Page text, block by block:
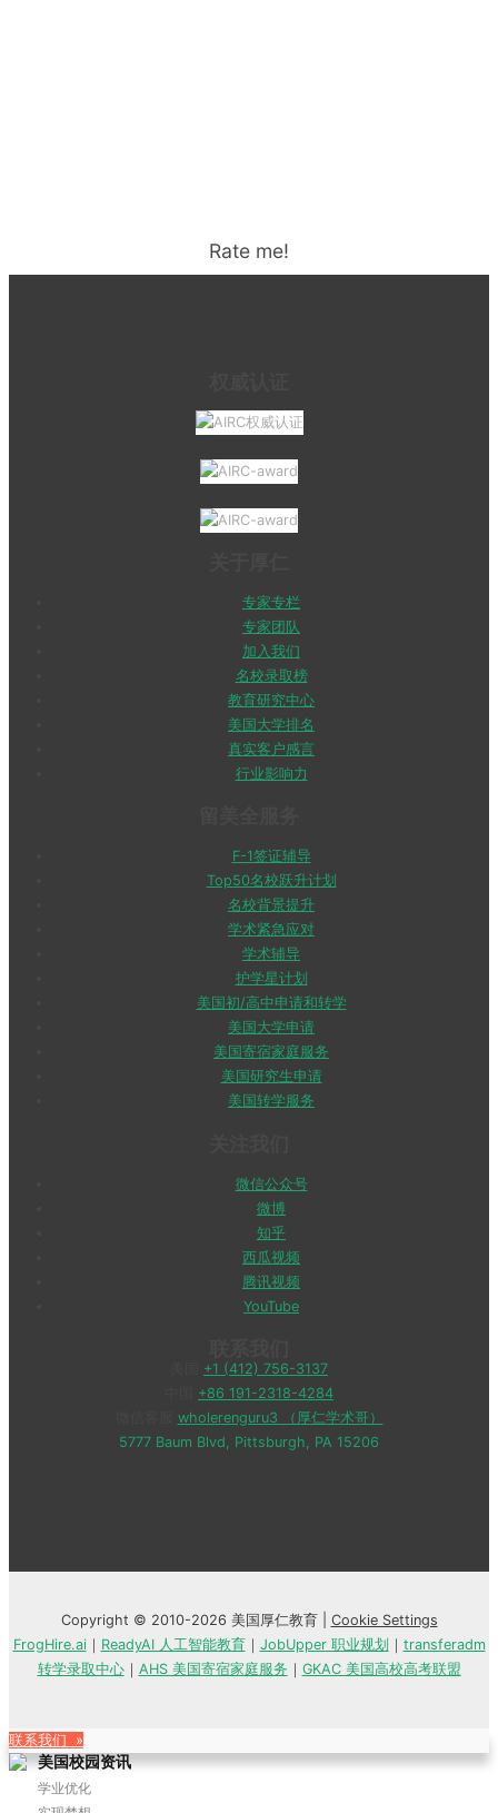
Rate me!
专家专栏
专家团队
加入我们
名校录取榜
教育研究中心
美国大学排名
真实客户感言
行业影响力
F-1签证辅导
Top50名校跃升计划
名校背景提升
学术紧急应对
学术辅导
护学星计划
美国初/高中申请和转学
美国大学申请
美国寄宿家庭服务
美国研究生申请
美国转学服务
微信公众号
微博
知乎
西瓜视频
腾讯视频
YouTube
+1 (412) 756-3137
+86 191-2318-4284
wholerenguru3 （厚仁学术哥）
5777 Baum Blvd, Pittsburgh, PA 15206
Copyright © 2010-2026 美国厚仁教育 | Cookie Settings
FrogHire.ai｜ ReadyAI 人工智能教育｜ JobUpper 职业规划 ｜ transferadm
转学录取中心｜ AHS 美国寄宿家庭服务 ｜ GKAC 美国高校高考联盟
联系我们 »
美国校园资讯
学业优化